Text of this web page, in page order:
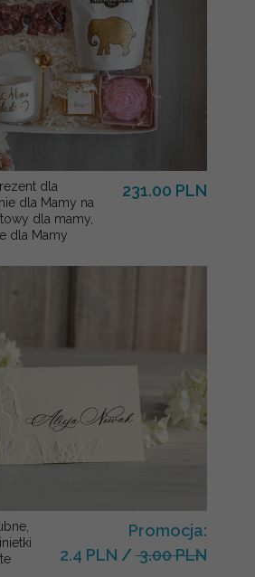
dla
dla Mamy na
dla mamy,
dla Mamy
231.00 PLN
Promocja:
2.4 PLN / 3.00 PLN